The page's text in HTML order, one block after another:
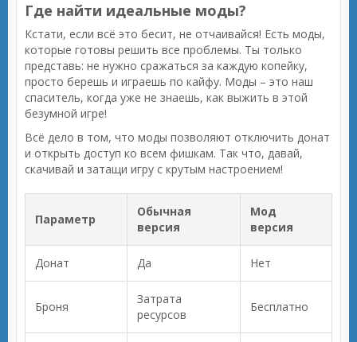
Где найти идеальные моды?
Кстати, если всё это бесит, не отчаивайся! Есть моды,
которые готовы решить все проблемы. Ты только
представь: не нужно сражаться за каждую копейку,
просто берешь и играешь по кайфу. Моды – это наш
спаситель, когда уже не знаешь, как выжить в этой
безумной игре!
Всё дело в том, что моды позволяют отключить донат
и открыть доступ ко всем фишкам. Так что, давай,
скачивай и затащи игру с крутым настроением!
Параметр
Обычная
версия
Мод
версия
Донат Да Нет
Броня
Затрата
ресурсов
Бесплатно